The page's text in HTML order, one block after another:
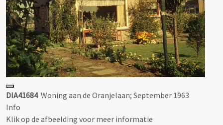
DIA41684 Woning aan de Oranjelaan; September 1963
Info
Klik op de afbeelding voor meer informatie